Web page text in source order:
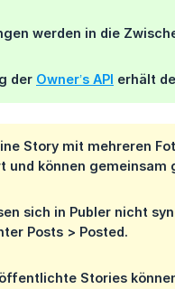
werden in die
der Owner’s API erhält
Story mit mehreren
und können gemeinsam
sich in Publer nicht
Posts > Posted.
Stories